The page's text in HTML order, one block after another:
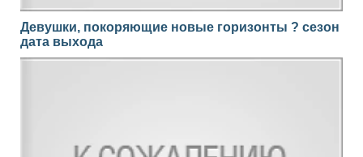
Девушки, покоряющие новые горизонты ? сезон
дата выхода